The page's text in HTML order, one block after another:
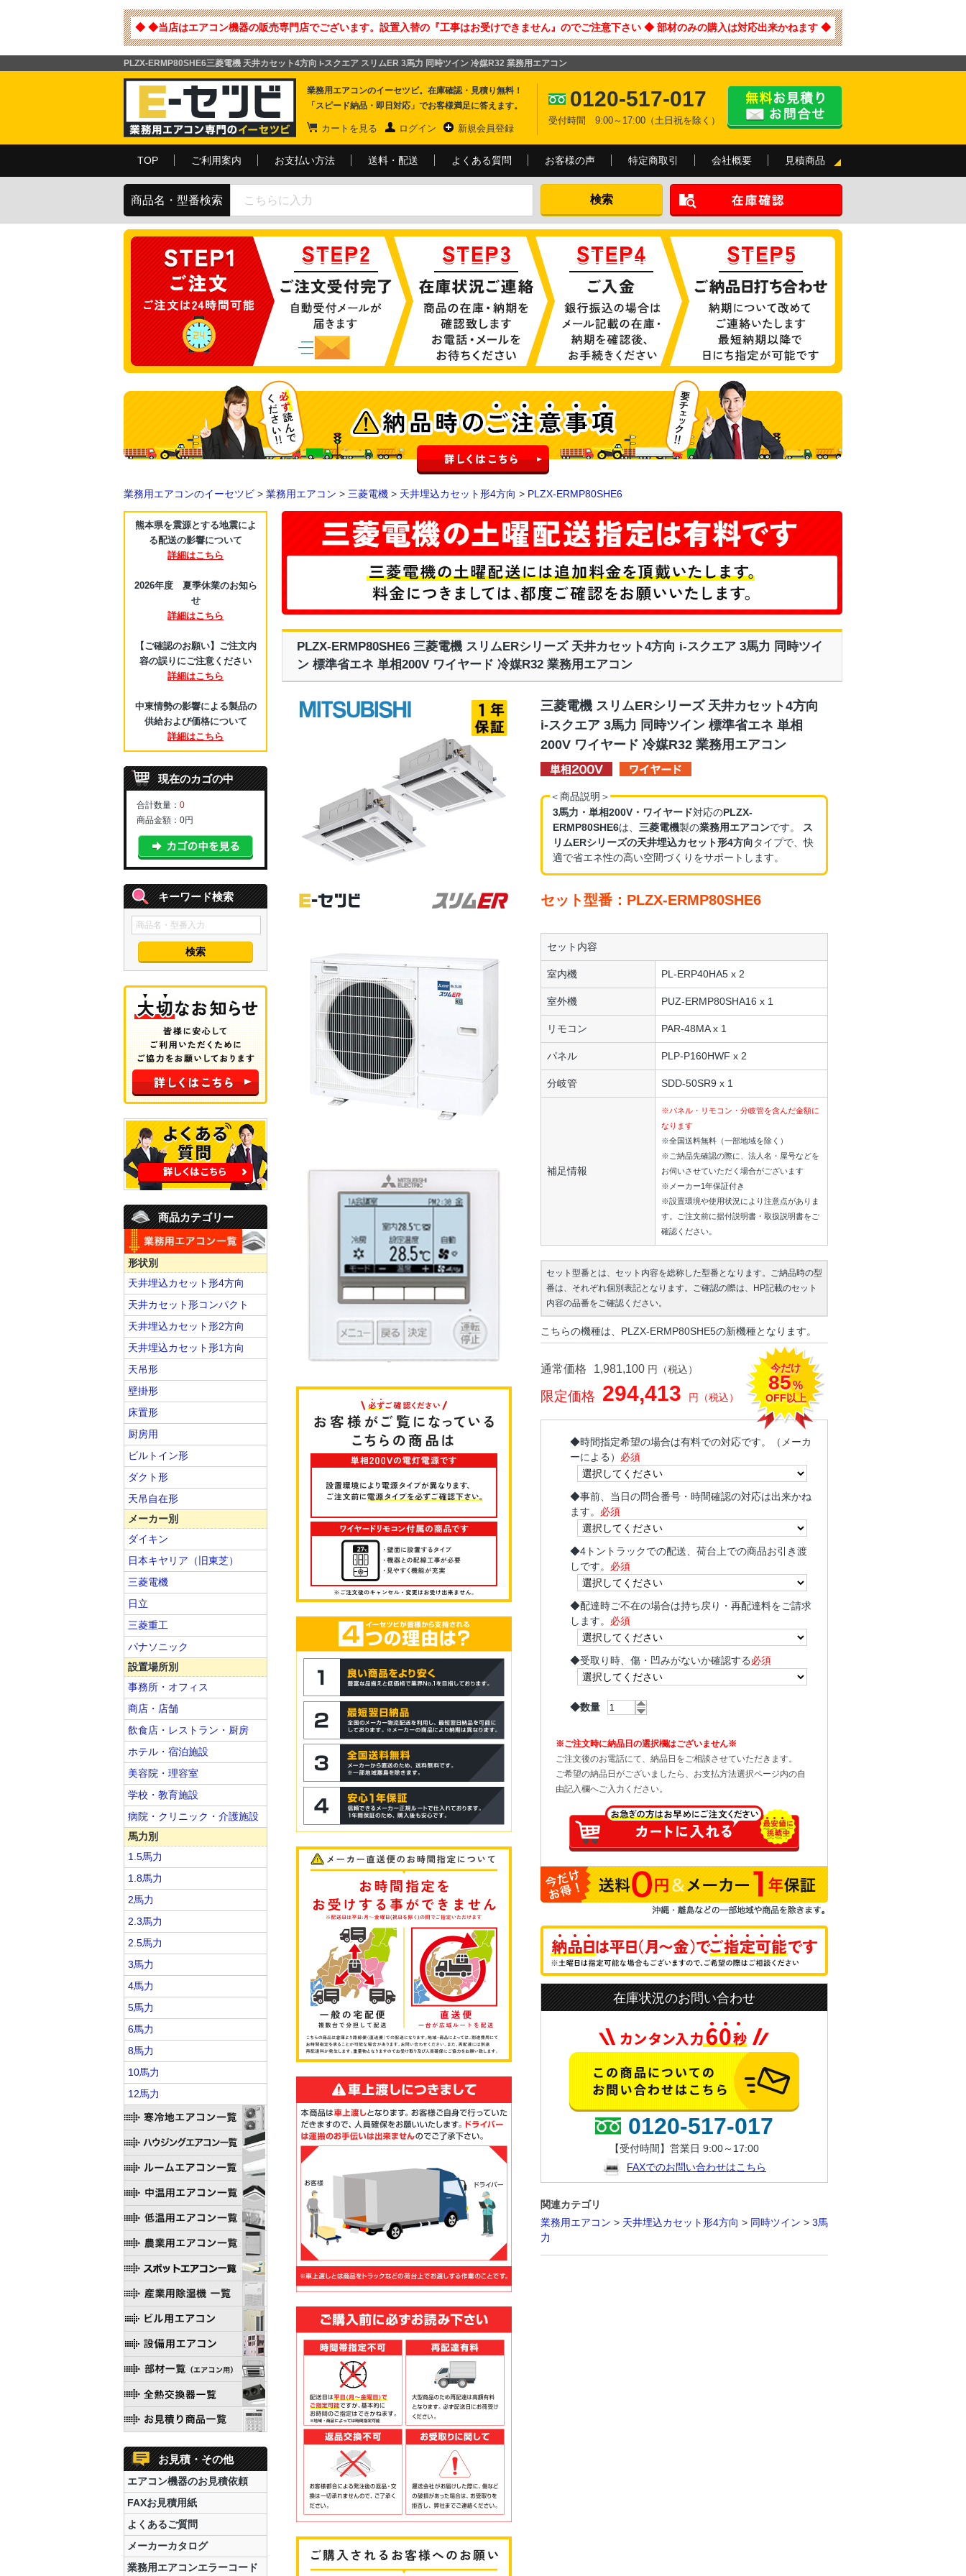
◆ ◆当店はエアコン機器の販売専門店でございます。設置入替の『工事はお受けできません』のでご注意下さい ◆ 部材のみの購入は対応出来かねます ◆
PLZX-ERMP80SHE6三菱電機 天井カセット4方向 i-スクエア スリムER 3馬力 同時ツイン 冷媒R32 業務用エアコン
業務用エアコンのイーセツビ。在庫確認・見積り無料！
「スピード納品・即日対応」でお客様満足に答えます。
カートを見る ログイン 新規会員登録
0120-517-017
受付時間 9:00～17:00（土日祝を除く）
TOP ご利用案内 お支払い方法 送料・配送 よくある質問 お客様の声 特定商取引 会社概要 見積商品
商品名・型番検索
業務用エアコンのイーセツビ > 業務用エアコン > 三菱電機 > 天井埋込カセット形4方向 > PLZX-ERMP80SHE6
PLZX-ERMP80SHE6 三菱電機 スリムERシリーズ 天井カセット4方向 i-スクエア 3馬力 同時ツイ
ン 標準省エネ 単相200V ワイヤード 冷媒R32 業務用エアコン
三菱電機 スリムERシリーズ 天井カセット4方向
i-スクエア 3馬力 同時ツイン 標準省エネ 単相
200V ワイヤード 冷媒R32 業務用エアコン
＜商品説明＞
3馬力・単相200V・ワイヤード対応のPLZX-
ERMP80SHE6は、 三菱電機製の業務用エアコンです。
ス
リムERシリーズの天井埋込カセット形4方向タイプで、快
適で省エネ性の高い空間づくりをサポートします。
セット型番：PLZX-ERMP80SHE6
セット内容
室内機 PL-ERP40HA5 x 2
室外機 PUZ-ERMP80SHA16 x 1
リモコン PAR-48MA x 1
パネル PLP-P160HWF x 2
分岐管 SDD-50SR9 x 1
補足情報
※パネル・リモコン・分岐管を含んだ金額に
なります
※全国送料無料（一部地域を除く）
※ご納品先確認の際に、法人名・屋号などを
お伺いさせていただく場合がございます
※メーカー1年保証付き
※設置環境や使用状況により注意点がありま
す。ご注文前に据付説明書・取扱説明書をご
確認ください。
セット型番とは、セット内容を総称した型番となります。ご納品時の型
番は、それぞれ個別表記となります。ご確認の際は、HP記載のセット
内容の品番をご確認ください。
こちらの機種は、PLZX-ERMP80SHE5の新機種となります。
通常価格 1,981,100 円（税込）
限定価格 294,413 円（税込）
今だけ
85%
OFF以上
◆時間指定希望の場合は有料での対応です。（メーカ
ーによる） 必須
◆事前、当日の問合番号・時間確認の対応は出来かね
ます。 必須
◆4トントラックでの配送、荷台上での商品お引き渡
しです。 必須
◆配達時ご不在の場合は持ち戻り・再配達料をご請求
します。 必須
◆受取り時、傷・凹みがないか確認する必須
◆数量
※ご注文時に納品日の選択欄はございません※
ご注文後のお電話にて、納品日をご相談させていただきます。
ご希望の納品日がございましたら、お支払方法選択ページ内の自
由記入欄へご入力ください。
在庫状況のお問い合わせ
0120-517-017
【受付時間】営業日 9:00～17:00
FAXでのお問い合わせはこちら
関連カテゴリ
業務用エアコン > 天井埋込カセット形4方向 > 同時ツイン > 3馬
力
熊本県を震源とする地震によ
る配送の影響について
詳細はこちら
2026年度 夏季休業のお知ら
せ
詳細はこちら
【ご確認のお願い】ご注文内
容の誤りにご注意ください
詳細はこちら
中東情勢の影響による製品の
供給および価格について
詳細はこちら
現在のカゴの中
合計数量： 0
商品金額： 0円
キーワード検索
商品カテゴリー
形状別
天井埋込カセット形4方向
天井カセット形コンパクト
天井埋込カセット形2方向
天井埋込カセット形1方向
天吊形
壁掛形
床置形
厨房用
ビルトイン形
ダクト形
天吊自在形
メーカー別
ダイキン
日本キヤリア（旧東芝）
三菱電機
日立
三菱重工
パナソニック
設置場所別
事務所・オフィス
商店・店舗
飲食店・レストラン・厨房
ホテル・宿泊施設
美容院・理容室
学校・教育施設
病院・クリニック・介護施設
馬力別
1.5馬力
1.8馬力
2馬力
2.3馬力
2.5馬力
3馬力
4馬力
5馬力
6馬力
8馬力
10馬力
12馬力
お見積・その他
エアコン機器のお見積依頼
FAXお見積用紙
よくあるご質問
メーカーカタログ
業務用エアコンエラーコード